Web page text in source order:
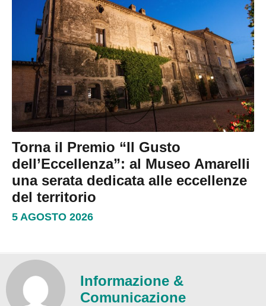
Torna il Premio “Il Gusto
dell’Eccellenza”: al Museo Amarelli
una serata dedicata alle eccellenze
del territorio
5 AGOSTO 2026
Informazione &
Comunicazione